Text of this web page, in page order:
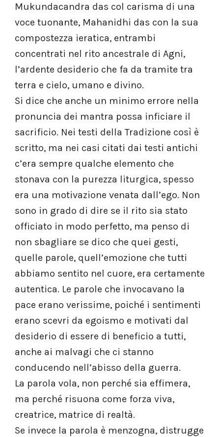
Mukundacandra das col carisma di una
voce tuonante, Mahanidhi das con la sua
compostezza ieratica, entrambi
concentrati nel rito ancestrale di Agni,
l’ardente desiderio che fa da tramite tra
terra e cielo, umano e divino.
Si dice che anche un minimo errore nella
pronuncia dei mantra possa inficiare il
sacrificio. Nei testi della Tradizione così è
scritto, ma nei casi citati dai testi antichi
c’era sempre qualche elemento che
stonava con la purezza liturgica, spesso
era una motivazione venata dall’ego. Non
sono in grado di dire se il rito sia stato
officiato in modo perfetto, ma penso di
non sbagliare se dico che quei gesti,
quelle parole, quell’emozione che tutti
abbiamo sentito nel cuore, era certamente
autentica. Le parole che invocavano la
pace erano verissime, poiché i sentimenti
erano scevri da egoismo e motivati dal
desiderio di essere di beneficio a tutti,
anche ai malvagi che ci stanno
conducendo nell’abisso della guerra.
La parola vola, non perché sia effimera,
ma perché risuona come forza viva,
creatrice, matrice di realtà.
Se invece la parola è menzogna, distrugge